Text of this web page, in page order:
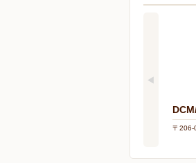
〒206-